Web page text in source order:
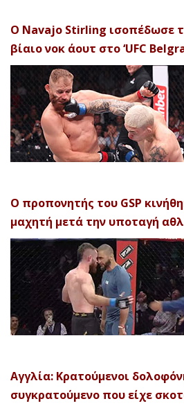
Ο Navajo Stirling ισοπέδωσε
βίαιο νοκ άουτ στο ‘UFC
Ο προπονητής του GSP
μαχητή μετά την υποταγή
Αγγλία: Κρατούμενοι
συγκρατούμενο που είχε